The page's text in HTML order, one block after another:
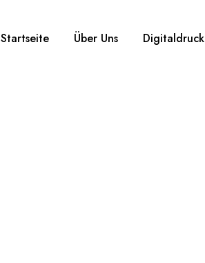
Startseite Über Uns Digitaldruck